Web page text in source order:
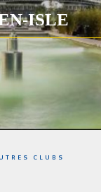
ISLE
CLUBS